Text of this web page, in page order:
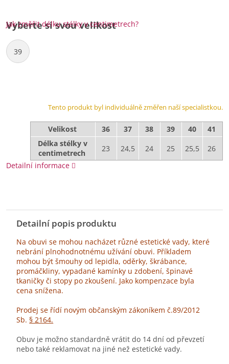
Jak změřit délku stélky v centimetrech?
Vyberte si svou velikost
39
Tento produkt byl individuálně změřen naší specialistkou.
Velikost 36 37 38 39 40
41
Délka stélky v
centimetrech
23 24,5 24 25 25,5
26
Detailní informace
Detailní popis produktu
Na obuvi se mohou nacházet různé estetické vady, které
nebrání plnohodnotnému užívání obuvi. Příkladem
mohou být šmouhy od lepidla, oděrky, škrábance,
promáčkliny, vypadané kamínky u zdobení, špinavé
tkaničky či stopy po zkoušení. Jako kompenzace byla
cena snížena.
Prodej se řídí novým občanským zákoníkem č.89/2012
Sb.§ 2164.
Obuv je možno standardně vrátit do 14 dní od převzetí
nebo také reklamovat na jiné než estetické vady.